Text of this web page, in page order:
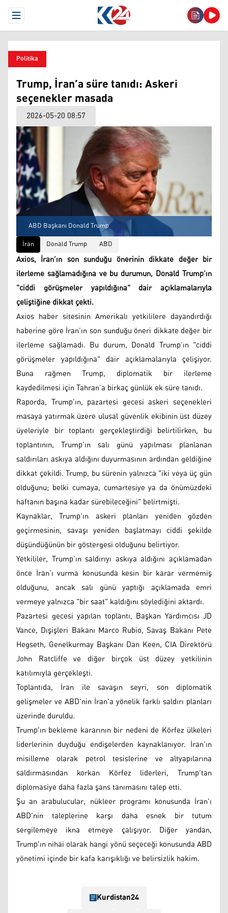
Open Menu
Politika
Trump, İran’a süre tanıdı: Askeri
seçenekler masada
2026-05-20 08:57
ABD Başkanı Donald Trump
İran
Donald Trump ABD
Axios, İran’ın son sunduğu önerinin dikkate değer bir
ilerleme sağlamadığına ve bu durumun, Donald Trump’ın
"ciddi görüşmeler yapıldığına" dair açıklamalarıyla
çeliştiğine dikkat çekti.
Axios haber sitesinin Amerikalı yetkililere dayandırdığı
haberine göre İran’ın son sunduğu öneri dikkate değer bir
ilerleme sağlamadı. Bu durum, Donald Trump’ın "ciddi
görüşmeler yapıldığına" dair açıklamalarıyla çelişiyor.
Buna rağmen Trump, diplomatik bir ilerleme
kaydedilmesi için Tahran’a birkaç günlük ek süre tanıdı.
Raporda, Trump’ın, pazartesi gecesi askeri seçenekleri
masaya yatırmak üzere ulusal güvenlik ekibinin üst düzey
üyeleriyle bir toplantı gerçekleştirdiği belirtilirken, bu
toplantının, Trump’ın salı günü yapılması planlanan
saldırıları askıya aldığını duyurmasının ardından geldiğine
dikkat çekildi. Trump, bu sürenin yalnızca "iki veya üç gün
olduğunu; belki cumaya, cumartesiye ya da önümüzdeki
haftanın başına kadar sürebileceğini" belirtmişti.
Kaynaklar, Trump’ın askeri planları yeniden gözden
geçirmesinin, savaşı yeniden başlatmayı ciddi şekilde
düşündüğünün bir göstergesi olduğunu belirtiyor.
Yetkililer, Trump’ın saldırıyı askıya aldığını açıklamadan
önce İran’ı vurma konusunda kesin bir karar vermemiş
olduğunu, ancak salı günü yaptığı açıklamada emri
vermeye yalnızca "bir saat" kaldığını söylediğini aktardı.
Pazartesi gecesi yapılan toplantı, Başkan Yardımcısı JD
Vance, Dışişleri Bakanı Marco Rubio, Savaş Bakanı Pete
Hegseth, Genelkurmay Başkanı Dan Keen, CIA Direktörü
John Ratcliffe ve diğer birçok üst düzey yetkilinin
katılımıyla gerçekleşti.
Toplantıda, İran ile savaşın seyri, son diplomatik
gelişmeler ve ABD'nin İran'a yönelik farklı saldırı planları
üzerinde duruldu.
Trump'ın bekleme kararının bir nedeni de Körfez ülkeleri
liderlerinin duyduğu endişelerden kaynaklanıyor. İran’ın
misilleme olarak petrol tesislerine ve altyapılarına
saldırmasından korkan Körfez liderleri, Trump'tan
diplomasiye daha fazla şans tanımasını talep etti.
Şu an arabulucular, nükleer programı konusunda İran'ı
ABD'nin taleplerine karşı daha esnek bir tutum
sergilemeye ikna etmeye çalışıyor. Diğer yandan,
Trump’ın nihai olarak hangi yönü seçeceği konusunda ABD
yönetimi içinde bir kafa karışıklığı ve belirsizlik hakim.
Kurdistan24